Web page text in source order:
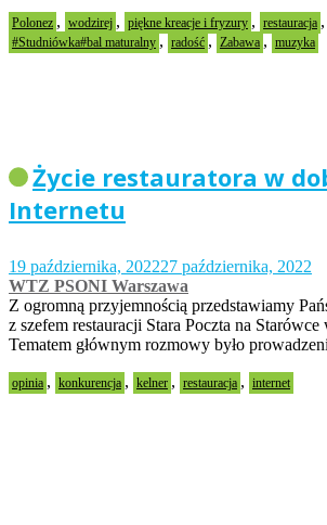
Polonez , wodzirej , piękne kreacje i fryzury , restauracja ,
#Studniówka#bal maturalny , radość , Zabawa , muzyka
Życie restauratora w
Internetu
19 października, 202227 października, 2022
WTZ PSONI Warszawa
Z ogromną przyjemnością przedstawiamy
z szefem restauracji Stara Poczta na Starówce
Tematem głównym rozmowy było
opinia , konkurencja , kelner , restauracja , internet